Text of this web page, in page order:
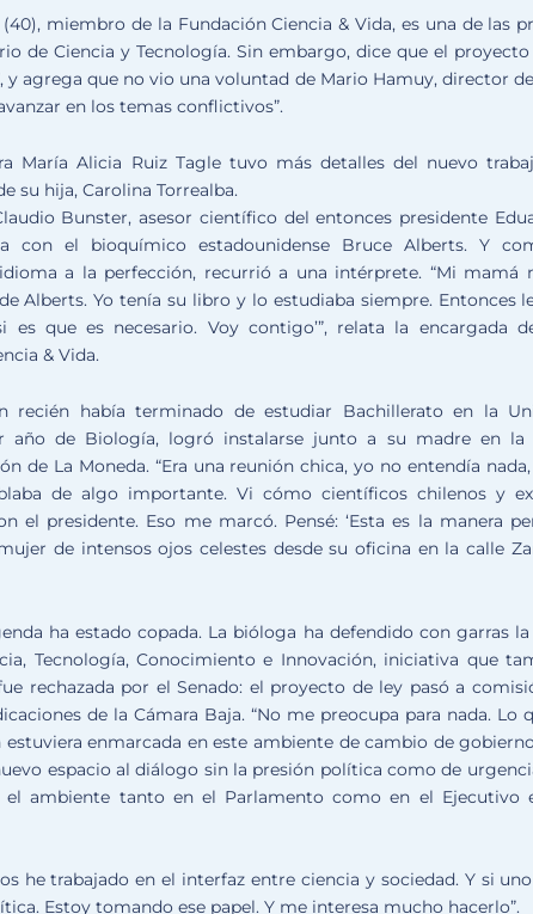
miembro de la Fundación Ciencia & Vida, es una de las
de Ciencia y Tecnología. Sin embargo, dice que el proyecto
y agrega que no vio una voluntad de Mario Hamuy, director
en los temas conflictivos”.
María Alicia Ruiz Tagle tuvo más detalles del nuevo
su hija, Carolina Torrealba.
Bunster, asesor científico del entonces presidente
con el bioquímico estadounidense Bruce Alberts. Y
a la perfección, recurrió a una intérprete. “Mi mamá
Alberts. Yo tenía su libro y lo estudiaba siempre. Entonces
que es necesario. Voy contigo’”, relata la encargada
& Vida.
recién había terminado de estudiar Bachillerato en la
año de Biología, logró instalarse junto a su madre en la
de La Moneda. “Era una reunión chica, yo no entendía
de algo importante. Vi cómo científicos chilenos y
el presidente. Eso me marcó. Pensé: ‘Esta es la manera
de intensos ojos celestes desde su oficina en la calle
ha estado copada. La bióloga ha defendido con garras
Tecnología, Conocimiento e Innovación, iniciativa que
rechazada por el Senado: el proyecto de ley pasó a
de la Cámara Baja. “No me preocupa para nada. Lo
enmarcada en este ambiente de cambio de
espacio al diálogo sin la presión política como de
ambiente tanto en el Parlamento como en el Ejecutivo
he trabajado en el interfaz entre ciencia y sociedad. Y si
Estoy tomando ese papel. Y me interesa mucho hacerlo”.